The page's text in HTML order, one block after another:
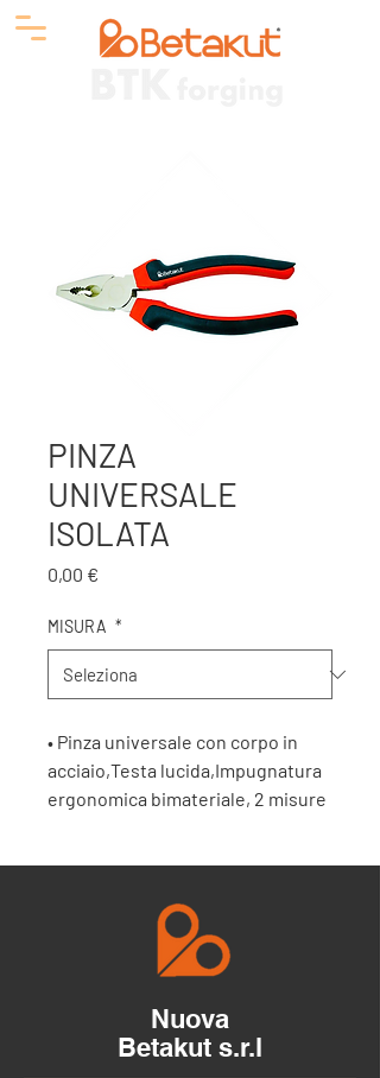
PINZA
UNIVERSALE
ISOLATA
0,00 €
MISURA *
• Pinza universale con corpo in
acciaio,Testa lucida,Impugnatura
ergonomica bimateriale, 2 misure
Nuova
Betakut s.r.l